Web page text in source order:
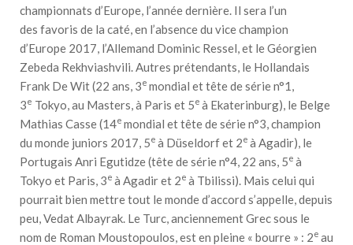
championnats d’Europe, l’année dernière. Il sera l’un
des favoris de la caté, en l’absence du vice champion
d’Europe 2017, l’Allemand Dominic Ressel, et le Géorgien
Zebeda Rekhviashvili. Autres prétendants, le Hollandais
Frank De Wit (22 ans, 3e mondial et tête de série n°1,
3e Tokyo, au Masters, à Paris et 5e à Ekaterinburg), le Belge
Mathias Casse (14e mondial et tête de série n°3, champion
du monde juniors 2017, 5e à Düseldorf et 2e à Agadir), le
Portugais Anri Egutidze (tête de série n°4, 22 ans, 5e à
Tokyo et Paris, 3e à Agadir et 2e à Tbilissi). Mais celui qui
pourrait bien mettre tout le monde d’accord s’appelle, depuis
peu, Vedat Albayrak. Le Turc, anciennement Grec sous le
nom de Roman Moustopoulos, est en pleine « bourre » : 2e au